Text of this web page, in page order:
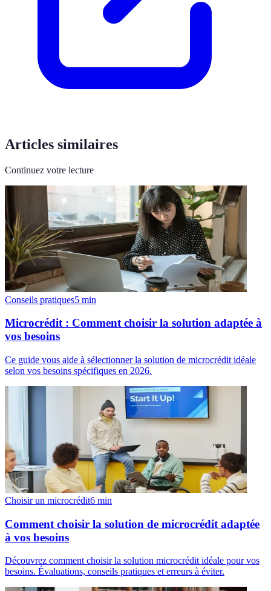
Articles similaires
Continuez votre lecture
Conseils pratiques5 min
Microcrédit : Comment choisir la solution adaptée à
vos besoins
Ce guide vous aide à sélectionner la solution de microcrédit idéale
selon vos besoins spécifiques en 2026.
Choisir un microcrédit6 min
Comment choisir la solution de microcrédit adaptée
à vos besoins
Découvrez comment choisir la solution microcrédit idéale pour vos
besoins. Évaluations, conseils pratiques et erreurs à éviter.